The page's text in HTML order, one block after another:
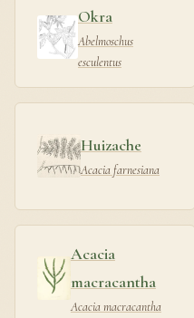
Okra
Abelmoschus
esculentus
Huizache
Acacia farnesiana
Acacia
macracantha
Acacia macracantha